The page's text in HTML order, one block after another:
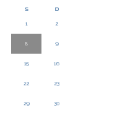
S D
1 2
8 9
15 16
22 23
29 30